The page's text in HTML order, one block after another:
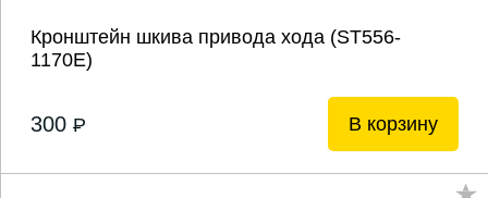
Кронштейн шкива привода хода (ST556-
1170Е)
300 P В корзину